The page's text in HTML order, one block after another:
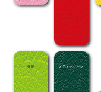
抹茶 メディグリーン